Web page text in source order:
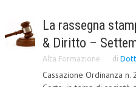
MARKETING
TREASURY IN FINANCIAL
RISK MANAGEMENT
La rassegna
& Diritto –
Alta Formazione di
Cassazione Ordinanza